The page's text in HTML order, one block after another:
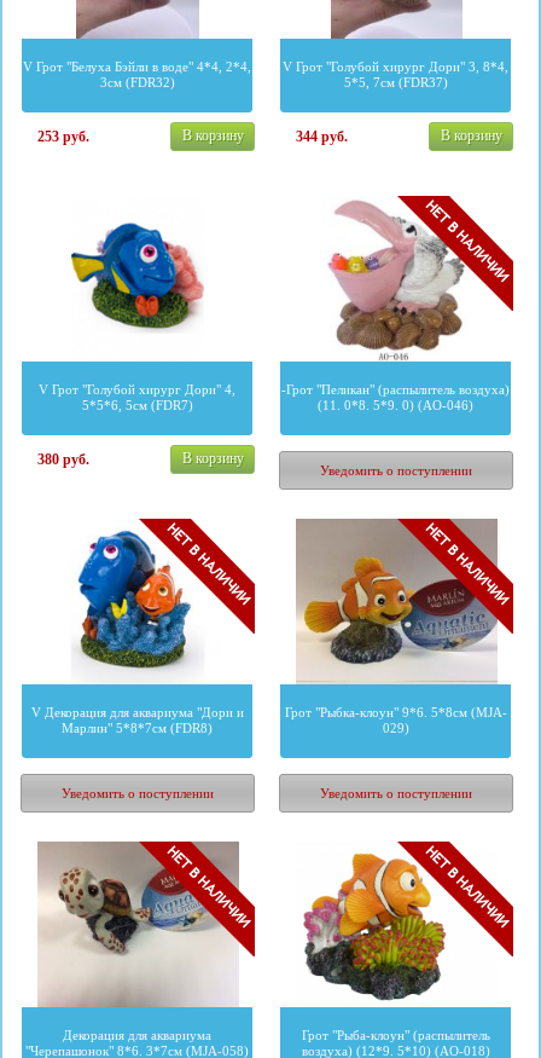
V Грот "Белуха Бэйли в воде" 4*4, 2*4,
3см (FDR32)
253руб. В корзину
V Грот "Голубой хирург Дори" 3, 8*4,
5*5, 7см (FDR37)
344руб. В корзину
V Грот "Голубой хирург Дори" 4,
5*5*6, 5см (FDR7)
380руб. В корзину
-Грот "Пеликан" (распылитель воздуха)
(11. 0*8. 5*9. 0) (AO-046)
Уведомить о поступлении
V Декорация для аквариума "Дори и
Марлин" 5*8*7см (FDR8)
Уведомить о поступлении
Грот "Рыбка-клоун" 9*6. 5*8см (MJA-
029)
Уведомить о поступлении
Декорация для аквариума
"Черепашонок" 8*6. 3*7см (MJA-058)
Грот "Рыба-клоун" (распылитель
воздуха) (12*9. 5*10) (AO-018)